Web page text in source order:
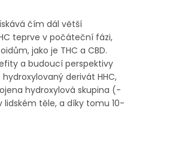
čím dál větší
teprve v počáteční fázi,
jako je THC a CBD.
a budoucí perspektivy
derivát HHC,
hydroxylová skupina (-
těle, a díky tomu 10-